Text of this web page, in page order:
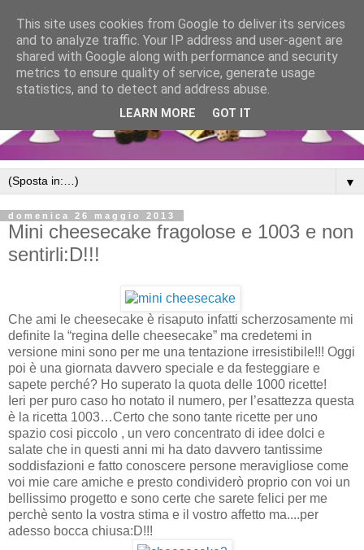
▼
domenica 26 maggio 2013
Mini cheesecake fragolose e 1003 e non
sentirli:D!!!
Che ami le cheesecake è risaputo infatti scherzosamente mi
definite la “regina delle cheesecake” ma credetemi in
versione mini sono per me una tentazione irresistibile!!! Oggi
poi è una giornata davvero speciale e da festeggiare e
sapete perché? Ho superato la quota delle 1000 ricette!
Ieri per puro caso ho notato il numero, per l’esattezza questa
è la ricetta 1003…Certo che sono tante ricette per uno
spazio cosi piccolo , un vero concentrato di idee dolci e
salate che in questi anni mi ha dato davvero tantissime
soddisfazioni e fatto conoscere persone meravigliose come
voi mie care amiche e presto condividerò proprio con voi un
bellissimo progetto e sono certe che sarete felici per me
perchè sento la vostra stima e il vostro affetto ma....per
adesso bocca chiusa:D!!!
This site uses cookies from Google to deliver its services
and to analyze traffic. Your IP address and user-agent are
shared with Google along with performance and security
metrics to ensure quality of service, generate usage
statistics, and to detect and address abuse.
LEARN MORE GOT IT